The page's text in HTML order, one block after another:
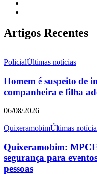
Artigos Recentes
PolicialÚltimas notícias
Homem é suspeito de
companheira e filha
06/08/2026
QuixeramobimÚltimas
Quixeramobim:
segurança para
pessoas